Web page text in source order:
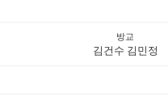
방교
김건수 김민정